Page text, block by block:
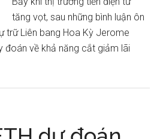
tăng vọt, sau những bình luận ôn
trữ Liên bang Hoa Kỳ Jerome
đoán về khả năng cắt giảm lãi